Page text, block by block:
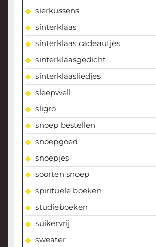
sierkussens
sinterklaas
sinterklaas cadeautjes
sinterklaasgedicht
sinterklaasliedjes
sleepwell
sligro
snoep bestellen
snoepgoed
snoepjes
soorten snoep
spirituele boeken
studieboeken
suikervrij
sweater